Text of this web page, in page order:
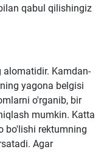
qabul qilishingiz
Kamdan-
yagona belgisi
o'rganib, bir
mumkin. Katta
bo'lishi rektumning
Agar